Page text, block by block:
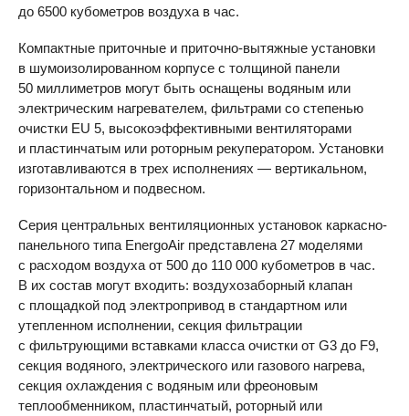
до 6500 кубометров воздуха в час.
Компактные приточные и приточно-вытяжные установки
в шумоизолированном корпусе с толщиной панели
50 миллиметров могут быть оснащены водяным или
электрическим нагревателем, фильтрами со степенью
очистки EU 5, высокоэффективными вентиляторами
и пластинчатым или роторным рекуператором. Установки
изготавливаются в трех исполнениях — вертикальном,
горизонтальном и подвесном.
Серия центральных вентиляционных установок каркасно-
панельного типа EnergoAir представлена 27 моделями
с расходом воздуха от 500 до 110 000 кубометров в час.
В их состав могут входить: воздухозаборный клапан
с площадкой под электропривод в стандартном или
утепленном исполнении, секция фильтрации
с фильтрующими вставками класса очистки от G3 до F9,
секция водяного, электрического или газового нагрева,
секция охлаждения с водяным или фреоновым
теплообменником, пластинчатый, роторный или